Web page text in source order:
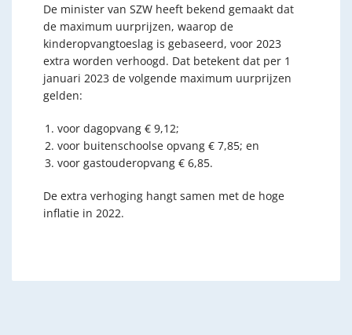
De minister van SZW heeft bekend gemaakt dat
de maximum uurprijzen, waarop de
kinderopvangtoeslag is gebaseerd, voor 2023
extra worden verhoogd. Dat betekent dat per 1
januari 2023 de volgende maximum uurprijzen
gelden:
voor dagopvang € 9,12;
voor buitenschoolse opvang € 7,85; en
voor gastouderopvang € 6,85.
De extra verhoging hangt samen met de hoge
inflatie in 2022.